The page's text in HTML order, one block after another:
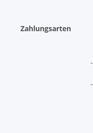
Zahlungsarten
-
-